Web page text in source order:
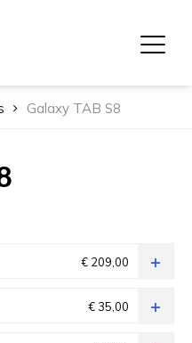
Galaxy TAB S8
€ 209,00
€ 35,00